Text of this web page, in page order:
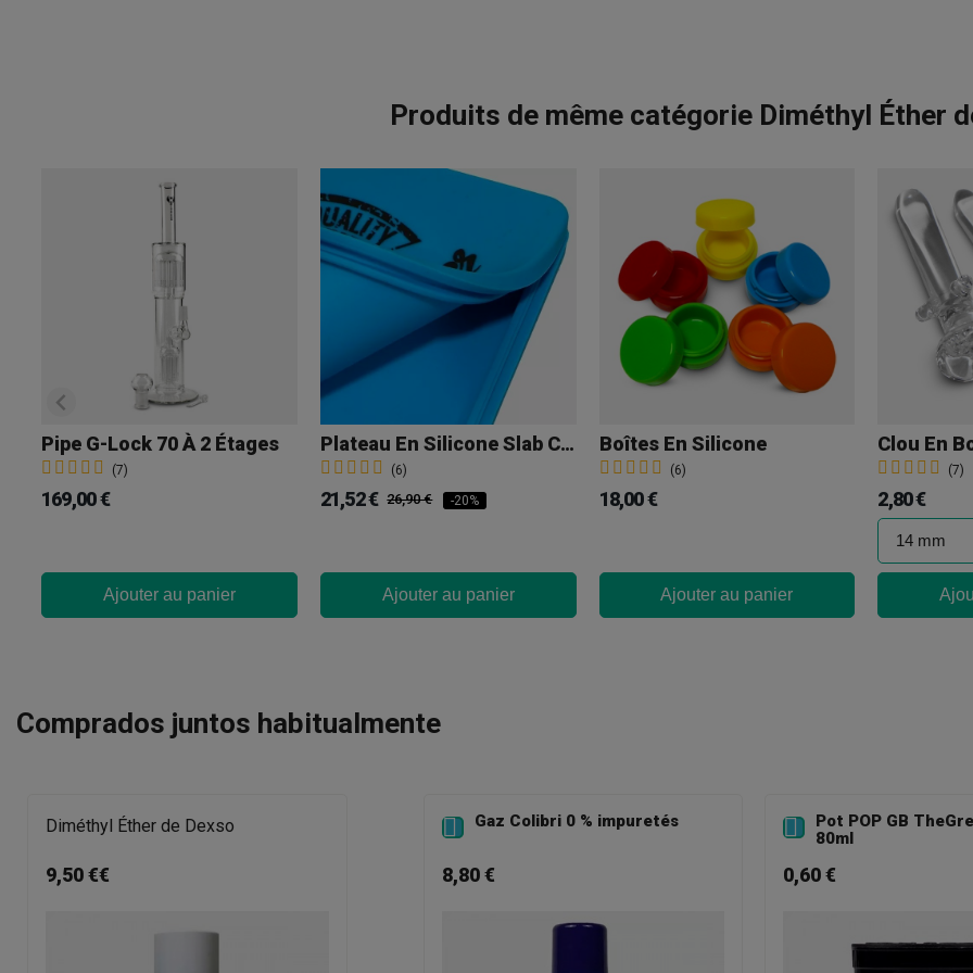
Produits de même catégorie Diméthyl Éther
Pipe G-Lock 70 À 2 Étages
(7)
169,00 €
Ajouter au panier
Plateau En Silicone Slab Case
(6)
21,52 € 26,90 € -20%
Ajouter au panier
Boîtes En Silicone
(6)
18,00 €
Ajouter au panier
(7)
2,80 €
Comprados juntos habitualmente
Diméthyl Éther de Dexso
9,50 €€
 Gaz Colibri 0 % impuretés
8,80 €

Pot POP GB
80ml
0,60 €